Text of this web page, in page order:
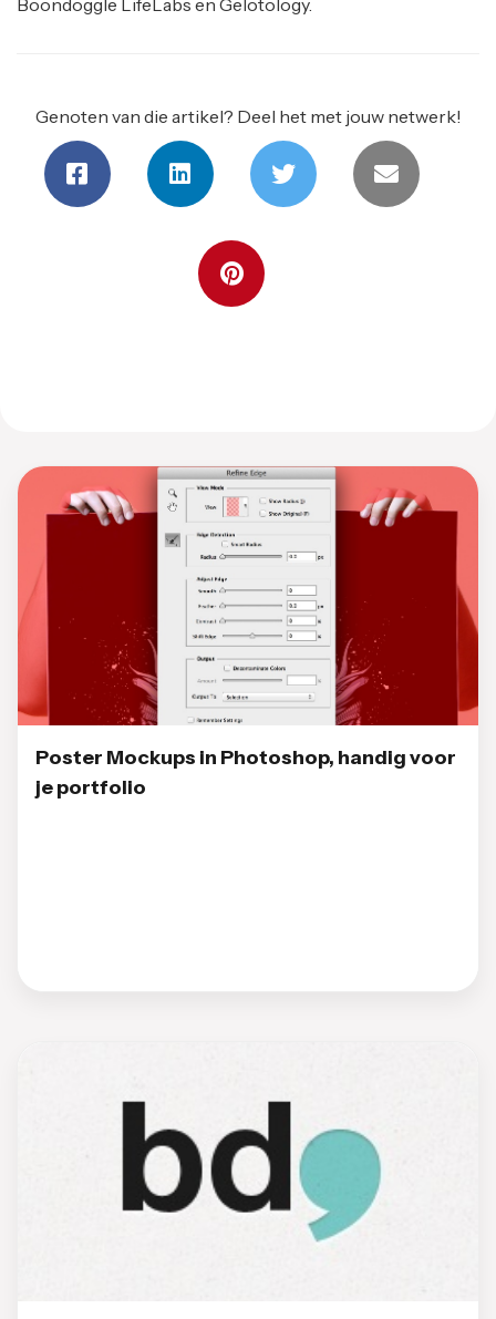
Boondoggle LifeLabs en Gelotology.
Genoten van die artikel? Deel het met jouw netwerk!
Poster Mockups in Photoshop, handig voor
je portfolio